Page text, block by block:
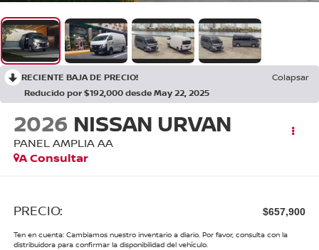
RECIENTE BAJA DE PRECIO!
Colapsar
Reducido por $192,000 desde May 22, 2025
2026 NISSAN URVAN
PANEL AMPLIA AA
A Consultar
PRECIO: $657,900
Ten en cuenta: Cambiamos nuestro inventario a diario. Por favor, consulta con la
distribuidora para confirmar la disponibilidad del vehículo.